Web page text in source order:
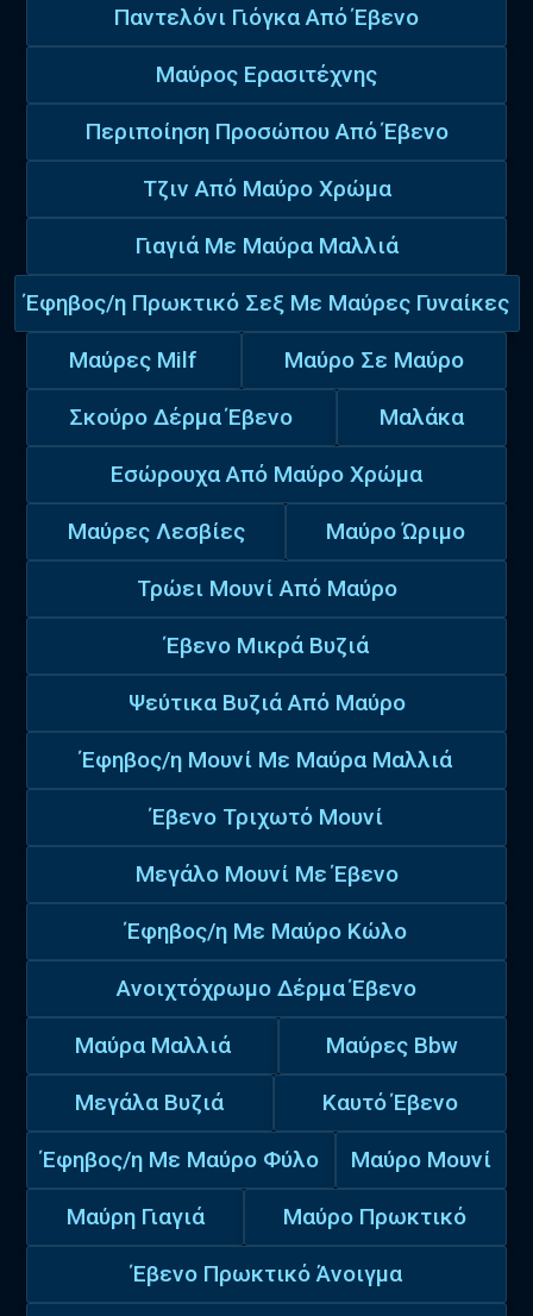
Παντελόνι Γιόγκα Από Έβενο
Μαύρος Ερασιτέχνης
Περιποίηση Προσώπου Από Έβενο
Τζιν Από Μαύρο Χρώμα
Γιαγιά Με Μαύρα Μαλλιά
Έφηβος/η Πρωκτικό Σεξ Με Μαύρες Γυναίκες
Μαύρες Milf Μαύρο Σε Μαύρο
Σκούρο Δέρμα Έβενο Μαλάκα
Εσώρουχα Από Μαύρο Χρώμα
Μαύρες Λεσβίες Μαύρο Ώριμο
Τρώει Μουνί Από Μαύρο
Έβενο Μικρά Βυζιά
Ψεύτικα Βυζιά Από Μαύρο
Έφηβος/η Μουνί Με Μαύρα Μαλλιά
Έβενο Τριχωτό Μουνί
Μεγάλο Μουνί Με Έβενο
Έφηβος/η Με Μαύρο Κώλο
Ανοιχτόχρωμο Δέρμα Έβενο
Μαύρα Μαλλιά Μαύρες Bbw
Μεγάλα Βυζιά Καυτό Έβενο
Έφηβος/η Με Μαύρο Φύλο Μαύρο Μουνί
Μαύρη Γιαγιά Μαύρο Πρωκτικό
Έβενο Πρωκτικό Άνοιγμα